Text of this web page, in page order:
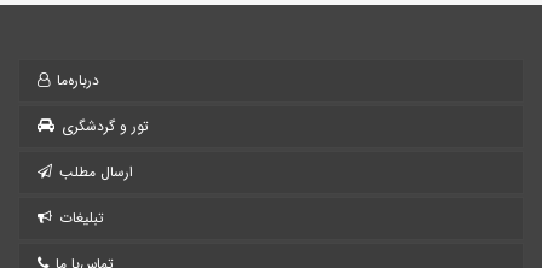
درباره‌ما
تور و گردشگری
ارسال مطلب
تبلیغات